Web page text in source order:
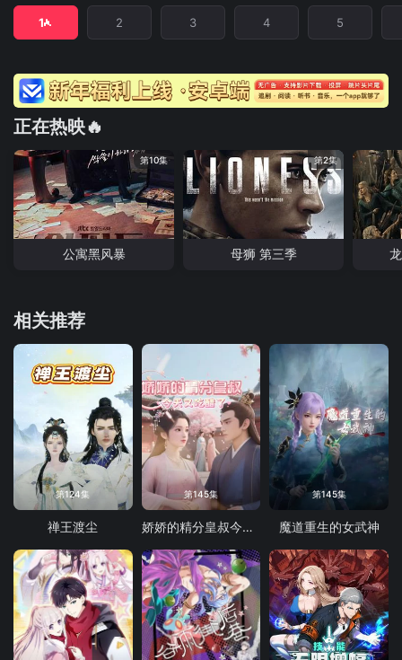
1 2 3 4 5
正在热映🔥
第10集
公寓黑风暴
第2集
母狮 第三季
相关推荐
第124集
禅王渡尘
第145集
娇娇的精分皇叔今天又吃醋了
第145集
魔道重生的女武神